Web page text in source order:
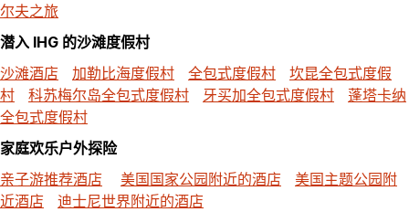
尔夫之旅
潜入 IHG 的沙滩度假村
沙滩酒店
加勒比海度假村 全包式度假村
坎昆全包式度假
村
科苏梅尔岛全包式度假村 牙买加全包式度假村
蓬塔卡纳
全包式度假村
家庭欢乐户外探险
亲子游推荐酒店
美国国家公园附近的酒店
美国主题公园附
近酒店
迪士尼世界附近的酒店